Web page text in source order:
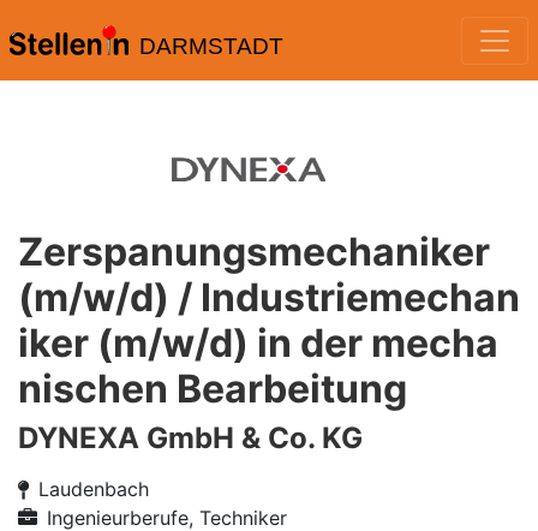
DARMSTADT
Zerspanungsmechaniker
(m/w/d) / Industriemechan
iker (m/w/d) in der mecha
nischen Bearbeitung
DYNEXA GmbH & Co. KG
Laudenbach
Ingenieurberufe, Techniker